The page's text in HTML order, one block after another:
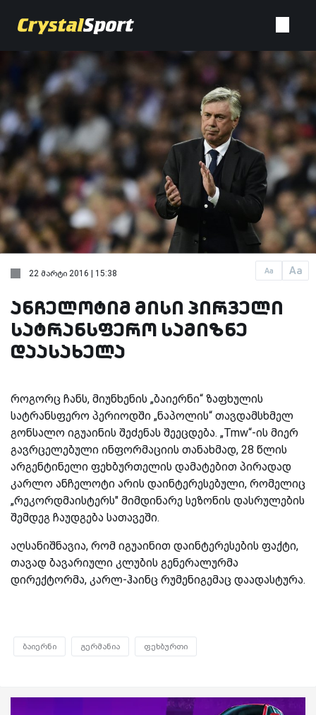
Aa Aa
22 მარტი 2016 | 15:38
ანჩელოტიმ მისი პირველი
სატრანსფერო სამიზნე
დაასახელა
როგორც ჩანს, მიუნხენის „ბაიერნი“ ზაფხულის
სატრანსფერო პერიოდში „ნაპოლის“ თავდამსხმელ
გონსალო იგუაინის შეძენას შეეცდება. „Tmw“-ის მიერ
გავრცელებული ინფორმაციის თანახმად, 28 წლის
არგენტინელი ფეხბურთელის დამატებით პირადად
კარლო ანჩელოტი არის დაინტერესებული, რომელიც
„რეკორდმაისტერს" მიმდინარე სეზონის დასრულების
შემდეგ ჩაუდგება სათავეში.
აღსანიშნავია, რომ იგუაინით დაინტერესების ფაქტი,
თავად ბავარიული კლუბის გენერალურმა
დირექტორმა, კარლ-ჰაინც რუმენიგემაც დაადასტურა.
ბაიერნი გერმანია ფეხბურთი